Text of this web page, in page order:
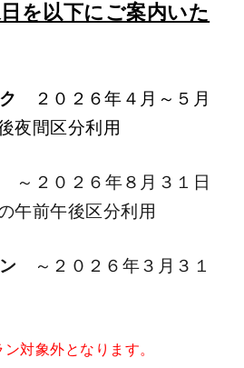
を以下にご案内いた
２０２６年４月～５月
夜間区分利用
～２０２６年８ 月３１日
午前午後区分利用
～２０２６年３ 月３１
対象外となります。